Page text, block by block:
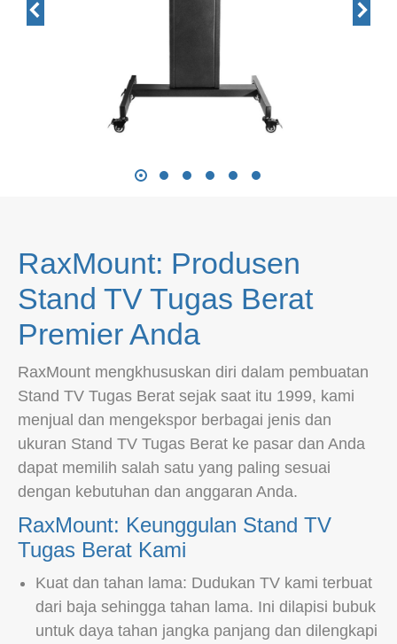
RaxMount: Produsen
Stand TV Tugas Berat
Premier Anda
RaxMount mengkhususkan diri dalam pembuatan
Stand TV Tugas Berat sejak saat itu 1999, kami
menjual dan mengekspor berbagai jenis dan
ukuran Stand TV Tugas Berat ke pasar dan Anda
dapat memilih salah satu yang paling sesuai
dengan kebutuhan dan anggaran Anda.
RaxMount: Keunggulan Stand TV
Tugas Berat Kami
Kuat dan tahan lama: Dudukan TV kami terbuat
dari baja sehingga tahan lama. Ini dilapisi bubuk
untuk daya tahan jangka panjang dan dilengkapi